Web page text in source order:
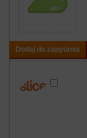
Dodaj do zapytania